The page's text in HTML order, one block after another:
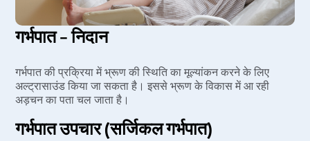
गर्भपात – निदान
गर्भपात की प्रक्रिया में भ्रूण की स्थिति का मूल्यांकन करने के लिए
अल्ट्रासाउंड किया जा सकता है। इससे भ्रूण के विकास में आ रही
अड़चन का पता चल जाता है।
गर्भपात उपचार (सर्जिकल गर्भपात)